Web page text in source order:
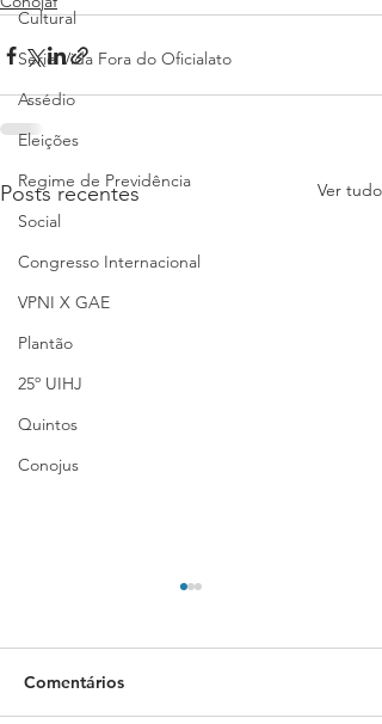
Cultural
Serie Vida Fora do Oficialato
Assédio
Eleições
Regime de Previdência
Social
Congresso Internacional
VPNI X GAE
Plantão
25º UIHJ
Quintos
Conojus
Posts recentes Ver tudo
Comentários